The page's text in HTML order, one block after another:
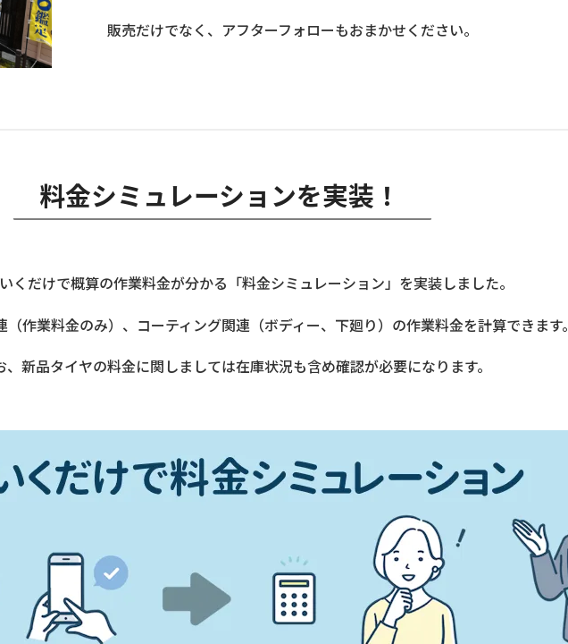
販売だけでなく、アフターフォローもおまかせください。
料金シミュレーションを実装！
くだけで概算の作業料金が分かる「料金シミュレーション」を実装しました。
作業料金のみ）、コーティング関連（ボディー、下廻り）の作業料金を計算できます。
、新品タイヤの料金に関しましては在庫状況も含め確認が必要になります。